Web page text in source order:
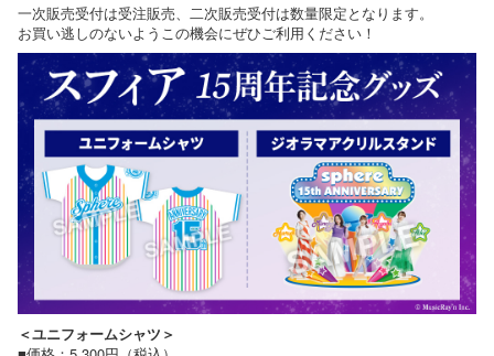
一次販売受付は受注販売、二次販売受付は数量限定となります。
お買い逃しのないようこの機会にぜひご利用ください！
＜ユニフォームシャツ＞